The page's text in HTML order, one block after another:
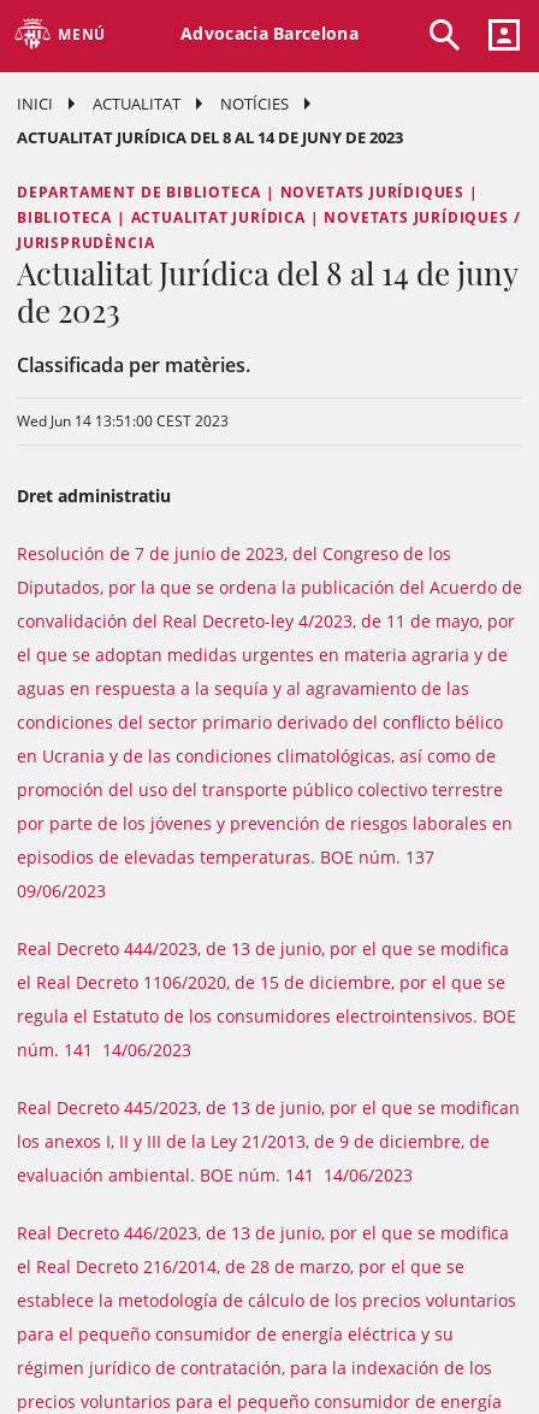
MENÚ Advocacia Barcelona
INICI ACTUALITAT
NOTÍCIES
ACTUALITAT JURÍDICA DEL 8 AL 14 DE JUNY DE 2023
DEPARTAMENT DE BIBLIOTECA | NOVETATS JURÍDIQUES |
BIBLIOTECA | ACTUALITAT JURÍDICA | NOVETATS JURÍDIQUES /
JURISPRUDÈNCIA
Actualitat Jurídica del 8 al 14 de juny
de 2023
Classificada per matèries.
Wed Jun 14 13:51:00 CEST 2023
Dret administratiu
Resolución de 7 de junio de 2023, del Congreso de los
Diputados, por la que se ordena la publicación del Acuerdo de
convalidación del Real Decreto-ley 4/2023, de 11 de mayo, por
el que se adoptan medidas urgentes en materia agraria y de
aguas en respuesta a la sequía y al agravamiento de las
condiciones del sector primario derivado del conflicto bélico
en Ucrania y de las condiciones climatológicas, así como de
promoción del uso del transporte público colectivo terrestre
por parte de los jóvenes y prevención de riesgos laborales en
episodios de elevadas temperaturas. BOE núm. 137
09/06/2023
Real Decreto 444/2023, de 13 de junio, por el que se modifica
el Real Decreto 1106/2020, de 15 de diciembre, por el que se
regula el Estatuto de los consumidores electrointensivos. BOE
núm. 141 14/06/2023
Real Decreto 445/2023, de 13 de junio, por el que se modifican
los anexos I, II y III de la Ley 21/2013, de 9 de diciembre, de
evaluación ambiental. BOE núm. 141 14/06/2023
Real Decreto 446/2023, de 13 de junio, por el que se modifica
el Real Decreto 216/2014, de 28 de marzo, por el que se
establece la metodología de cálculo de los precios voluntarios
para el pequeño consumidor de energía eléctrica y su
régimen jurídico de contratación, para la indexación de los
precios voluntarios para el pequeño consumidor de energía